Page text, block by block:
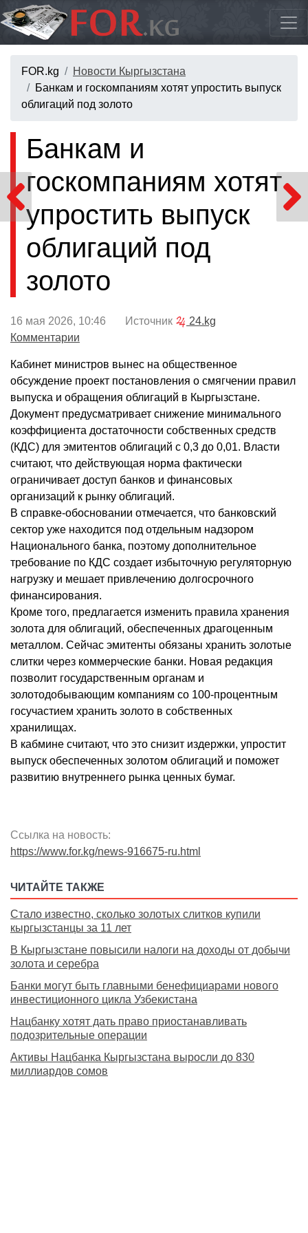
FOR.kg
Новости Кыргызстана
Банкам и госкомпаниям хотят упростить выпуск
облигаций под золото
Банкам и
госкомпаниям хотят
упростить выпуск
облигаций под
золото
16 мая 2026, 10:46 Источник
24.kg
Комментарии
Кабинет министров вынес на общественное
обсуждение проект постановления о смягчении правил
выпуска и обращения облигаций в Кыргызстане.
Документ предусматривает снижение минимального
коэффициента достаточности собственных средств
(КДС) для эмитентов облигаций с 0,3 до 0,01. Власти
считают, что действующая норма фактически
ограничивает доступ банков и финансовых
организаций к рынку облигаций.
В справке-обосновании отмечается, что банковский
сектор уже находится под отдельным надзором
Национального банка, поэтому дополнительное
требование по КДС создает избыточную регуляторную
нагрузку и мешает привлечению долгосрочного
финансирования.
Кроме того, предлагается изменить правила хранения
золота для облигаций, обеспеченных драгоценным
металлом. Сейчас эмитенты обязаны хранить золотые
слитки через коммерческие банки. Новая редакция
позволит государственным органам и
золотодобывающим компаниям со 100-процентным
госучастием хранить золото в собственных
хранилищах.
В кабмине считают, что это снизит издержки, упростит
выпуск обеспеченных золотом облигаций и поможет
развитию внутреннего рынка ценных бумаг.
Ссылка на новость:
https://www.for.kg/news-916675-ru.html
ЧИТАЙТЕ ТАКЖЕ
Стало известно, сколько золотых слитков купили
кыргызстанцы за 11 лет
В Кыргызстане повысили налоги на доходы от добычи
золота и серебра
Банки могут быть главными бенефициарами нового
инвестиционного цикла Узбекистана
Нацбанку хотят дать право приостанавливать
подозрительные операции
Активы Нацбанка Кыргызстана выросли до 830
миллиардов сомов